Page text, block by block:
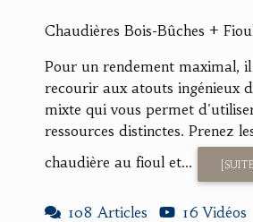
Chaudières Bois-Bûches +
Pour un rendement maximal, il
recourir aux atouts ingénieux
mixte qui vous permet
ressources distinctes. Prenez
chaudière au fioul et...
108 Articles
16 Vidéos